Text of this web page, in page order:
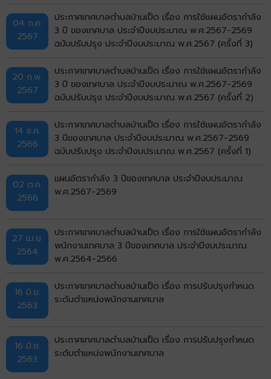
04 ก.ค.
2567
ประกาศเทศบาลตำบลบ้านเป็ด เรื่อง การใช้แผนอัตรากำลัง
3 ปี ของเทศบาล ประจำปีงบประมาณ พ.ศ.2567-2569
ฉบับปรับปรุง ประจำปีงบประมาณ พ.ศ.2567 (ครั้งที่ 3)
20 ก.พ.
2567
ประกาศเทศบาลตำบลบ้านเป็ด เรื่อง การใช้แผนอัตรากำลัง
3 ปี ของเทศบาล ประจำปีงบประมาณ พ.ศ.2567-2569
ฉบับปรับปรุง ประจำปีงบประมาณ พ.ศ.2567 (ครั้งที่ 2)
14 ธ.ค.
2566
ประกาศเทศบาลตำบลบ้านเป็ด เรื่อง การใช้แผนอัตรากำลัง
3 ปีของเทศบาล ประจำปีงบประมาณ พ.ศ.2567-2569
ฉบับปรับปรุง ประจำปีงบประมาณ พ.ศ.2567 (ครั้งที่ 1)
02 ต.ค.
2566
แผนอัตรากำลัง 3 ปีของเทศบาล ประจำปีงบประมาณ
พ.ศ.2567-2569
27 เม.ย.
2564
ประกาศเทศบาลตำบลบ้านเป็ด เรื่อง การใช้แผนอัตรากำลัง
พนักงานเทศบาล 3 ปีของเทศบาล ประจำปีงบประมาณ
พ.ศ.2564-2566
16 มิ.ย.
2563
ประกาศเทศบาลตำบลบ้านเป็ด เรื่อง การปรับปรุงกำหนด
ระดับตำแหน่งพนักงานเทศบาล
16 มิ.ย.
2563
ประกาศเทศบาลตำบลบ้านเป็ด เรื่อง การปรับปรุงกำหนด
ระดับตำแหน่งพนักงานเทศบาล